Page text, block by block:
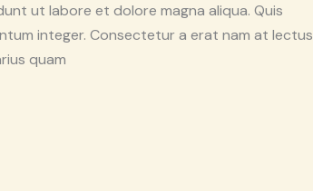
ut labore et dolore magna aliqua. Quis
integer. Consectetur a erat nam at lectus
quam